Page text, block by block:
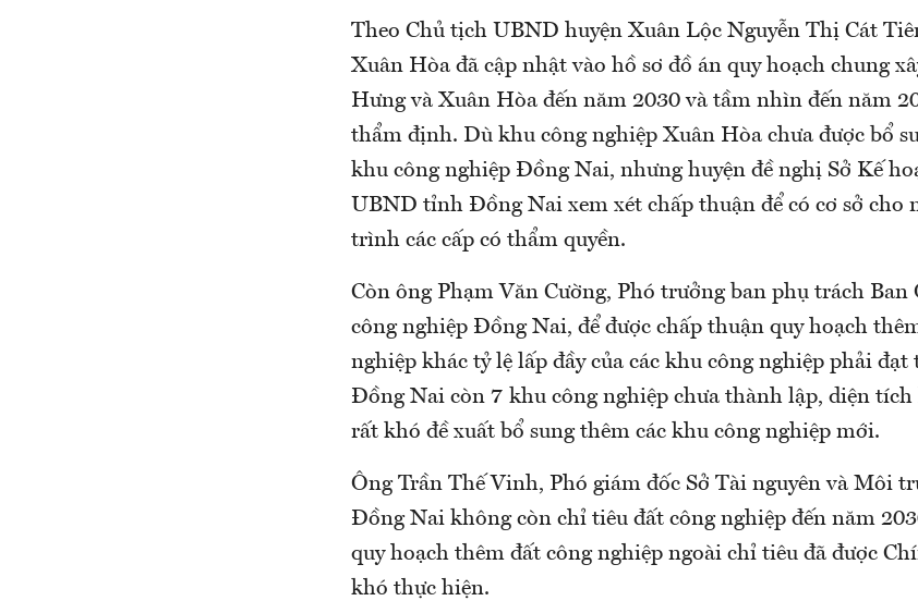
Theo Chủ tịch UBND huyện Xuân Lộc Nguyễn Thị Cát
Xuân Hòa đã cập nhật vào hồ sơ đồ án quy hoạch chung
Hưng và Xuân Hòa đến năm 2030 và tầm nhìn đến năm
thẩm định. Dù khu công nghiệp Xuân Hòa chưa được bổ
khu công nghiệp Đồng Nai, nhưng huyện đề nghị Sở Kế
UBND tỉnh Đồng Nai xem xét chấp thuận để có cơ sở cho
trình các cấp có thẩm quyền.
Còn ông Phạm Văn Cường, Phó trưởng ban phụ trách Ban
công nghiệp Đồng Nai, để được chấp thuận quy hoạch
nghiệp khác tỷ lệ lấp đầy của các khu công nghiệp phải
Đồng Nai còn 7 khu công nghiệp chưa thành lập, diện tích
rất khó đề xuất bổ sung thêm các khu công nghiệp mới.
Ông Trần Thế Vinh, Phó giám đốc Sở Tài nguyên và Môi
Đồng Nai không còn chỉ tiêu đất công nghiệp đến năm
quy hoạch thêm đất công nghiệp ngoài chỉ tiêu đã được
khó thực hiện.